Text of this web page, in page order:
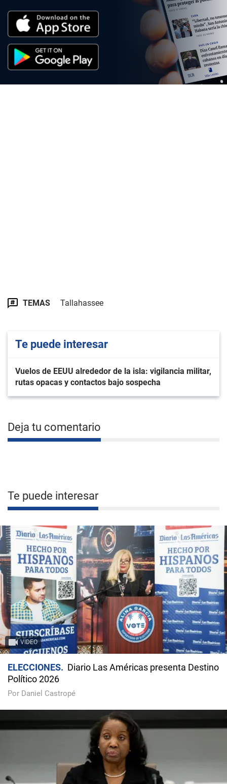
TEMAS Tallahassee
Te puede interesar
Vuelos de EEUU alrededor de la isla: vigilancia militar,
rutas opacas y contactos bajo sospecha
Deja tu comentario
Te puede interesar
VIDEO
ELECCIONES
Diario Las Américas presenta Destino
Político 2026
Por Daniel Castropé